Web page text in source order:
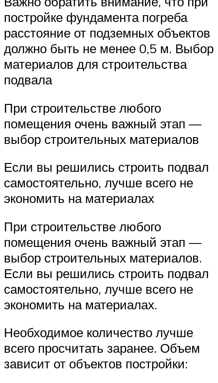
постройке фундамента погреба
расстояние от подземных объектов
должно быть не менее 0,5 м. Выбор
материалов для строительства
подвала
При строительстве любого
помещения очень важный этап —
выбор строительных материалов
Если вы решились строить подвал
самостоятельно, лучше всего не
экономить на материалах
При строительстве любого
помещения очень важный этап —
выбор строительных материалов.
Если вы решились строить подвал
самостоятельно, лучше всего не
экономить на материалах.
Необходимое количество лучше
всего просчитать заранее. Объем
зависит от объектов постройки: